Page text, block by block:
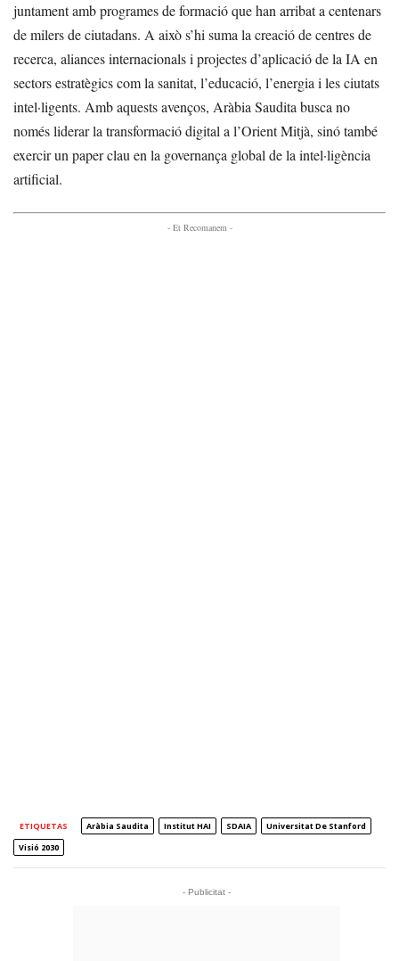
juntament amb programes de formació que han arribat a centenars
de milers de ciutadans. A això s’hi suma la creació de centres de
recerca, aliances internacionals i projectes d’aplicació de la IA en
sectors estratègics com la sanitat, l’educació, l’energia i les ciutats
intel·ligents. Amb aquests avenços, Aràbia Saudita busca no
només liderar la transformació digital a l’Orient Mitjà, sinó també
exercir un paper clau en la governança global de la intel·ligència
artificial.
- Et Recomanem -
ETIQUETAS Aràbia Saudita Institut HAI SDAIA
Universitat De Stanford
Visió 2030
- Publicitat -